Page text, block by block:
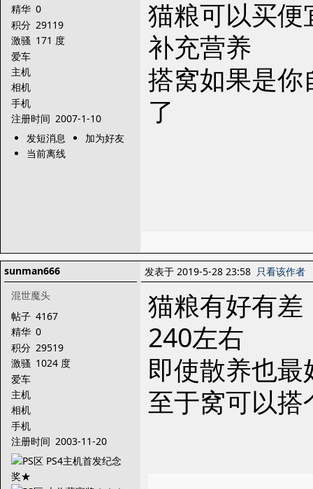
精华 0
积分 29119
激骚 171 度
爱车
主机
相机
手机
注册时间 2007-1-10
发短消息
加为好友
当前离线
猫粮可以买
补充营养
搭窝如果是
了
sunman666
混世魔头
帖子 4167
精华 0
积分 29519
激骚 1024 度
爱车
主机
相机
手机
注册时间 2003-11-20
发表于 2019-5-28 23:58 只看该作者
猫粮有好有差
240左右
即使散养也
至于窝可以